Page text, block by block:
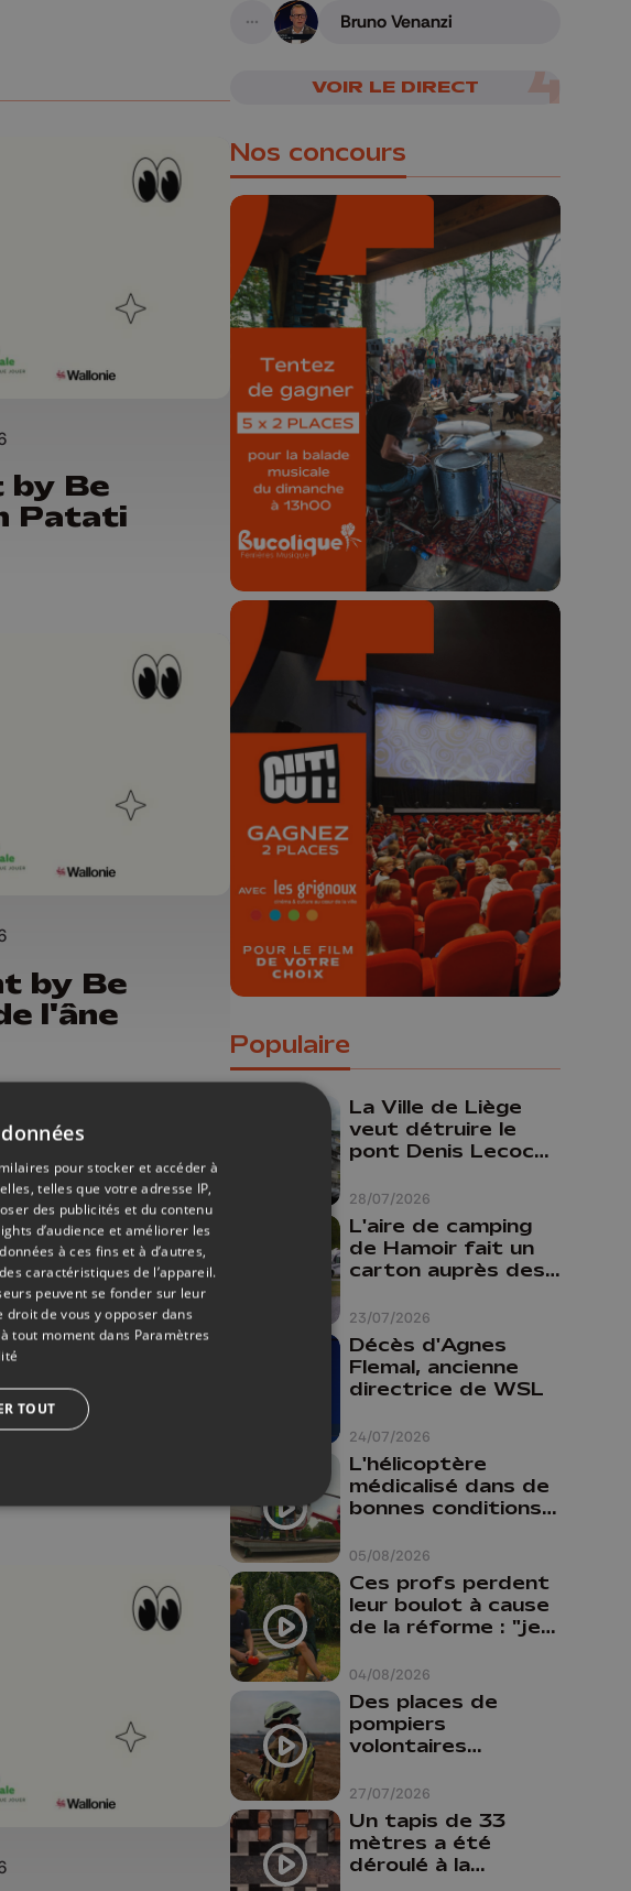
by Be
Patati
by Be
de l'âne
by Be
A suivre
Bruno Venanzi
VOIR LE DIRECT
Nos concours
🎁 Gagnez 5x2
places pour le
Bucolique Ferrières
Festival 🌿🎶
Concours valable jusqu'au 9 août,
23h59.
🎬 Concours CUT x
Les Grignoux ✨
Concours permanent - 2 places à
gagner chaque semaine !
Populaire
28/07/2026
La Ville de Liège
veut détruire le
pont Denis Lecocq
budget pour le
faire
23/07/2026
L'aire de camping
de Hamoir fait un
carton auprès des
24/07/2026
Décès d'Agnes
Flemal, ancienne
directrice de WSL
05/08/2026
L'hélicoptère
médicalisé dans de
bonnes conditions à
04/08/2026
Ces profs perdent
leur boulot à cause
de la réforme : "je
comme prof que
comme
pharmacienne"
27/07/2026
Des places de
pompiers
volontaires
province de Liège :
"Un citoyen qui
n'est formé ne
peut pas nous
aider"
Un tapis de 33
mètres a été
déroulé à la
pour stocker et accéder à
telles que votre adresse IP,
des publicités et du contenu
d’audience et améliorer les
à ces fins et à d’autres,
caractéristiques de l’appareil.
peuvent se fonder sur leur
de vous y opposer dans
tout moment dans Paramètres
TOUT